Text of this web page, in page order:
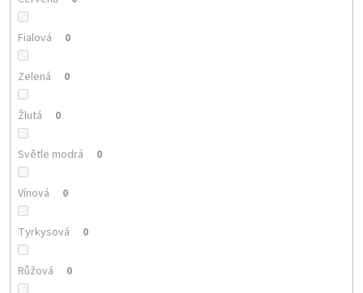
Fialová 0
Zelená 0
Žlutá 0
Světle modrá 0
Vínová 0
Tyrkysová 0
Růžová 0